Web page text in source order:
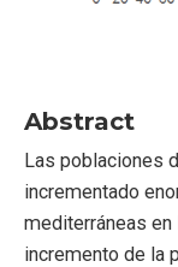
Abstract
Las poblaciones
incrementado
mediterráneas
incremento de la